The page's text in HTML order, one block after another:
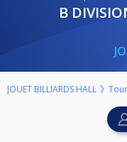
B
JOUET BILLIARDS HALL